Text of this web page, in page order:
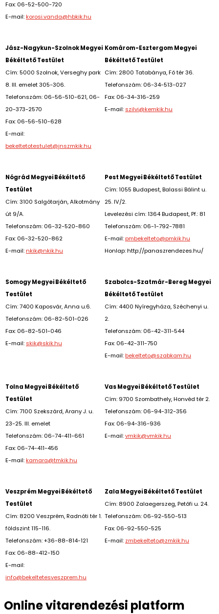
Fax: 06-52-500-720
E-mail:korosi.vanda@hbkik.hu
Jász-Nagykun-Szolnok Megyei
Békéltető Testület
Cím: 5000 Szolnok, Verseghy park
8. III. emelet 305-306.
Telefonszám: 06-56-510-621, 06-
20-373-2570
Fax: 06-56-510-628
E-mail:
bekeltetotestulet@jnszmkik.hu
Komárom-Esztergom Megyei
Békéltető Testület
Cím: 2800 Tatabánya, Fő tér 36.
Telefonszám: 06-34-513-027
Fax: 06-34-316-259
E-mail: szilvi@kemkik.hu
Nógrád Megyei Békéltető
Testület
Cím: 3100 Salgótarján, Alkotmány
út 9/A.
Telefonszám: 06-32-520-860
Fax: 06-32-520-862
E-mail:nkik@nkik.hu
Pest Megyei Békéltető Testület
Cím: 1055 Budapest, Balassi Bálint u.
25. IV/2.
Levelezési cím: 1364 Budapest, Pf.: 81
Telefonszám: 06-1-792-7881
E-mail:pmbekelteto@pmkik.hu
Honlap: http://panaszrendezes.hu/
Somogy Megyei Békéltető
Testület
Cím: 7400 Kaposvár, Anna u.6.
Telefonszám: 06-82-501-026
Fax: 06-82-501-046
E-mail: skik@skik.hu
Szabolcs-Szatmár-Bereg Megyei
Békéltető Testület
Cím: 4400 Nyíregyháza, Széchenyi u.
2.
Telefonszám: 06-42-311-544
Fax: 06-42-311-750
E-mail:bekelteto@szabkam.hu
Tolna Megyei Békéltető
Testület
Cím: 7100 Szekszárd, Arany J. u.
23-25. III. emelet
Telefonszám: 06-74-411-661
Fax: 06-74-411-456
E-mail:kamara@tmkik.hu
Vas Megyei Békéltető Testület
Cím: 9700 Szombathely, Honvéd tér 2.
Telefonszám: 06-94-312-356
Fax: 06-94-316-936
E-mail:vmkik@vmkik.hu
Veszprém Megyei Békéltető
Testület
Cím: 8200 Veszprém, Radnóti tér 1.
földszint 115-116.
Telefonszám: +36-88-814-121
Fax: 06-88-412-150
E-mail:
info@bekeltetesveszprem.hu
Zala Megyei Békéltető Testület
Cím: 8900 Zalaegerszeg, Petőfi u. 24.
Telefonszám: 06-92-550-513
Fax: 06-92-550-525
E-mail: zmbekelteto@zmkik.hu
Online vitarendezési platform